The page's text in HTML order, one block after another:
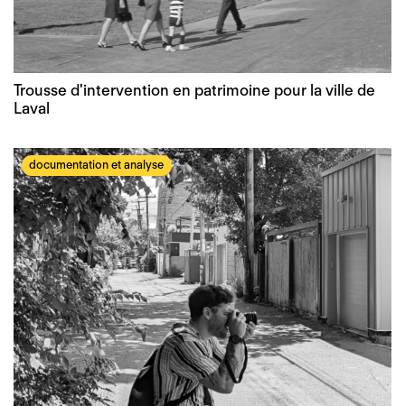
Trousse d'intervention en patrimoine pour la ville de
Laval
documentation et analyse